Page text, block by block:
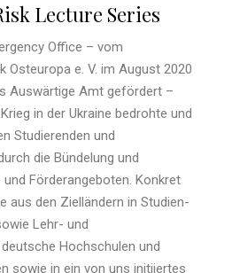
Lecture Series
Office – vom
Osteuropa e. V. im August 2020
Auswärtige Amt gefördert –
in der Ukraine bedrohte und
Studierenden und
die Bündelung und
Förderangeboten. Konkret
aus den Zielländern in Studien-
Lehr- und
Hochschulen und
sowie in ein von uns initiiertes